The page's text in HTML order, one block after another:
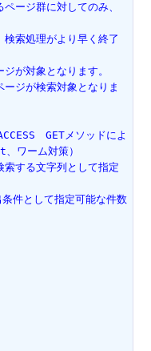
ージ群に対してのみ、
索処理がより早く終了
が対象となります。
ジが検索対象となりま
　GETメソッドによ
ワーム対策）
索する文字列として指定
件として指定可能な件数